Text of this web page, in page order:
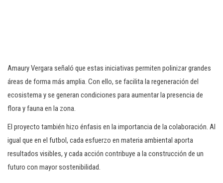
Amaury Vergara señaló que estas iniciativas permiten polinizar grandes
áreas de forma más amplia. Con ello, se facilita la regeneración del
ecosistema y se generan condiciones para aumentar la presencia de
flora y fauna en la zona.
El proyecto también hizo énfasis en la importancia de la colaboración. Al
igual que en el futbol, cada esfuerzo en materia ambiental aporta
resultados visibles, y cada acción contribuye a la construcción de un
futuro con mayor sostenibilidad.